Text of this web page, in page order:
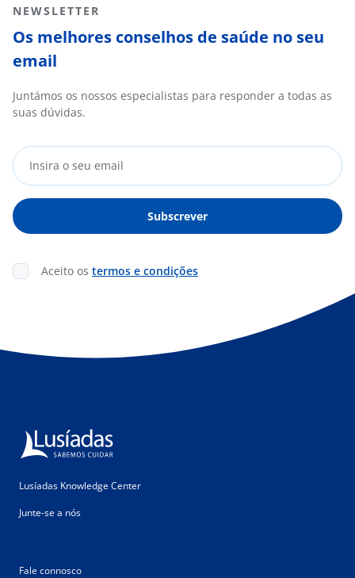
NEWSLETTER
Os melhores conselhos de saúde no seu
email
Juntámos os nossos especialistas para responder a todas as
suas dúvidas.
Aceito os termos e condições
Lusíadas Knowledge Center
Junte-se a nós
Fale connosco